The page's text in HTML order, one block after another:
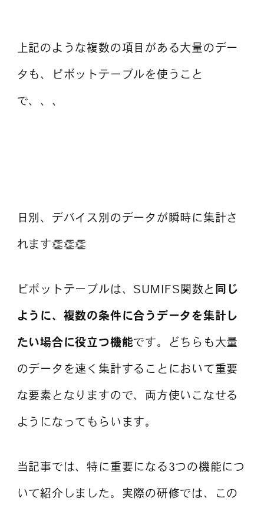
上記のような複数の項目がある大量のデー
タも、ピボットテーブルを使うこと
で、、、
日別、デバイス別のデータが瞬時に集計さ
れます👏👏👏
ピボットテーブルは、SUMIFS関数と 同じ
ように、複数の条件に合うデータを集計し
たい場合に役立つ機能です。どちらも大量
のデータを速く集計することにおいて重要
な要素となりますので、両方使いこなせる
ようになってもらいます。
当記事では、特に重要になる3つの機能につ
いて紹介しました。実際の研修では、この